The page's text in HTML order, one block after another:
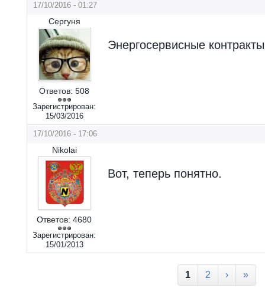
17/10/2016 - 01:27
Сергуня
Ответов: 508
Зарегистрирован:
15/03/2016
Энергосервисные контракты
17/10/2016 - 17:06
Nikolai
Ответов: 4680
Зарегистрирован:
15/01/2013
Вот, теперь понятно.
1 2 › »